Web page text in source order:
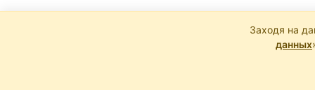
Заходя на
данных